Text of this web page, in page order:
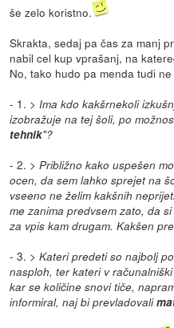
še zelo koristno.
Skrakta, sedaj pa čas za manj
nabil cel kup vprašanj, na
No, tako hudo pa menda tudi ne
- 1. > Ima kdo kakšrnekoli
izobražuje na tej šoli, po
tehnik"?
- 2. >Približno kako uspešen
ocen, da sem lahko sprejet na
vseeno ne želim kakšnih
me zanima predvsem zato, da
za vpis kam drugam. Kakšen
- 3. >Kateri predeti so najbolj
nasploh, ter kateri v
kar se količine snovi tiče,
informiral, naj bi prevladovali